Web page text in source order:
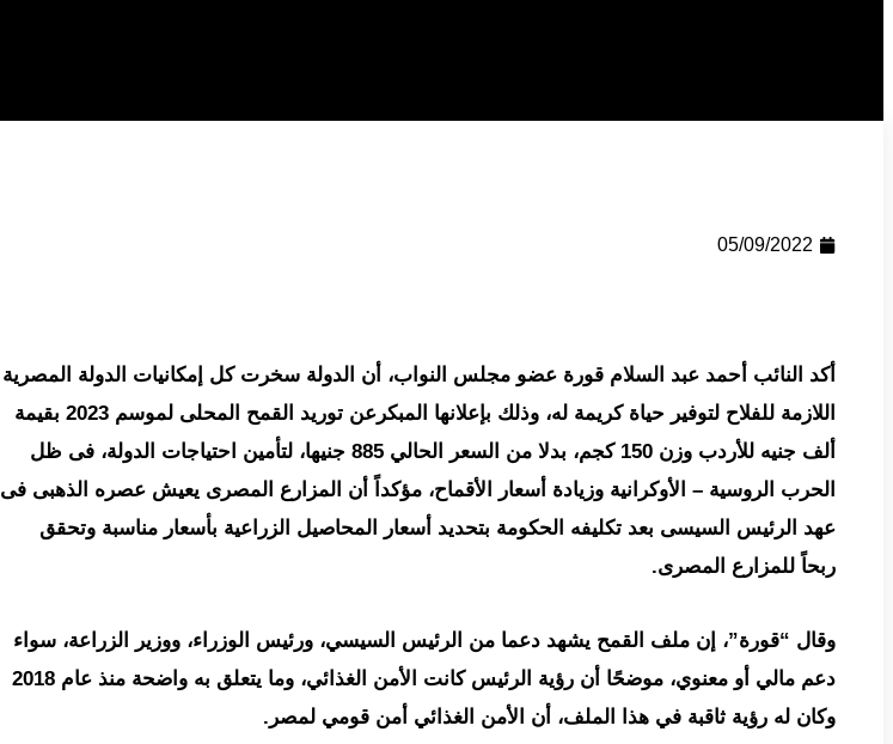
05/09/2022
أكد النائب أحمد عبد السلام قورة عضو مجلس النواب، أن الدولة سخرت كل إمكانيات الدولة المصرية
اللازمة للفلاح لتوفير حياة كريمة له، وذلك بإعلانها المبكرعن توريد القمح المحلى لموسم 2023 بقيمة
ألف جنيه للأردب وزن 150 كجم، بدلا من السعر الحالي 885 جنيها، لتأمين احتياجات الدولة، فى ظل
الحرب الروسية – الأوكرانية وزيادة أسعار الأقماح، مؤكداً أن المزارع المصرى يعيش عصره الذهبى فى
عهد الرئيس السيسى بعد تكليفه الحكومة بتحديد أسعار المحاصيل الزراعية بأسعار مناسبة وتحقق
ربحاً للمزارع المصرى.
وقال “قورة”، إن ملف القمح يشهد دعما من الرئيس السيسي، ورئيس الوزراء، ووزير الزراعة، سواء
دعم مالي أو معنوي، موضحًا أن رؤية الرئيس كانت الأمن الغذائي، وما يتعلق به واضحة منذ عام 2018
وكان له رؤية ثاقبة في هذا الملف، أن الأمن الغذائي أمن قومي لمصر.